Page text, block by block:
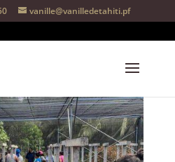
vanille@vanilledetahiti.pf